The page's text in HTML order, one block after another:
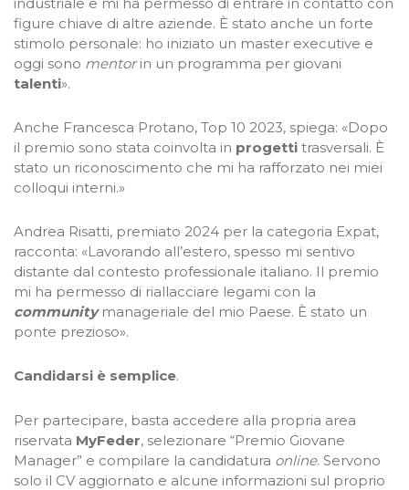
figure chiave di altre aziende. È stato anche un forte
stimolo personale: ho iniziato un master executive e
oggi sono mentorin un programma per giovani
talenti».
Anche Francesca Protano, Top 10 2023, spiega: «Dopo
il premio sono stata coinvolta in progetti trasversali. È
stato un riconoscimento che mi ha rafforzato nei miei
colloqui interni.»
Andrea Risatti, premiato 2024 per la categoria Expat,
racconta: «Lavorando all’estero, spesso mi sentivo
distante dal contesto professionale italiano. Il premio
mi ha permesso di riallacciare legami con la
communitymanageriale del mio Paese. È stato un
ponte prezioso».
Candidarsi è semplice.
Per partecipare, basta accedere alla propria area
riservata MyFeder, selezionare “Premio Giovane
Manager” e compilare la candidatura online. Servono
solo il CV aggiornato e alcune informazioni sul proprio